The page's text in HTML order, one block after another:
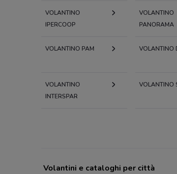
VOLANTINO
IPERCOOP
VOLANTINO
PANORAMA
VOLANTINO PAM VOLANTINO
VOLANTINO
INTERSPAR
VOLANTINO
Volantini e cataloghi per città